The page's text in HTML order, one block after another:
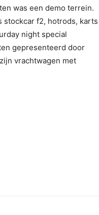
was een demo terrein.
stockcar f2, hotrods, karts
night special
gepresenteerd door
vrachtwagen met